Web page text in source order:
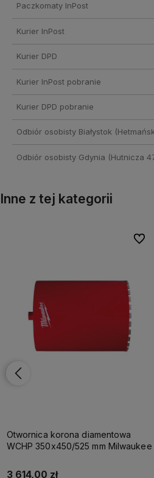
Paczkomaty InPost
Kurier InPost
Kurier DPD
Kurier InPost pobranie
Kurier DPD pobranie
Odbiór osobisty Białystok
Odbiór osobisty Gdynia (Hutnicza
Inne z tej kategorii
Otwornica korona diamentowa
WCHP 350x450/525 mm Milwaukee
3 614,00 zł
Do
Do